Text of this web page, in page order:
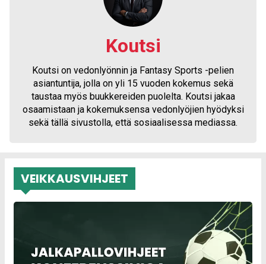
Koutsi
Koutsi on vedonlyönnin ja Fantasy Sports -pelien
asiantuntija, jolla on yli 15 vuoden kokemus sekä
taustaa myös buukkereiden puolelta. Koutsi jakaa
osaamistaan ja kokemuksensa vedonlyöjien hyödyksi
sekä tällä sivustolla, että sosiaalisessa mediassa.
VEIKKAUSVIHJEET